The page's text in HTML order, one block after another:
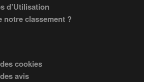
d’Utilisation
notre classement ?
cookies
avis